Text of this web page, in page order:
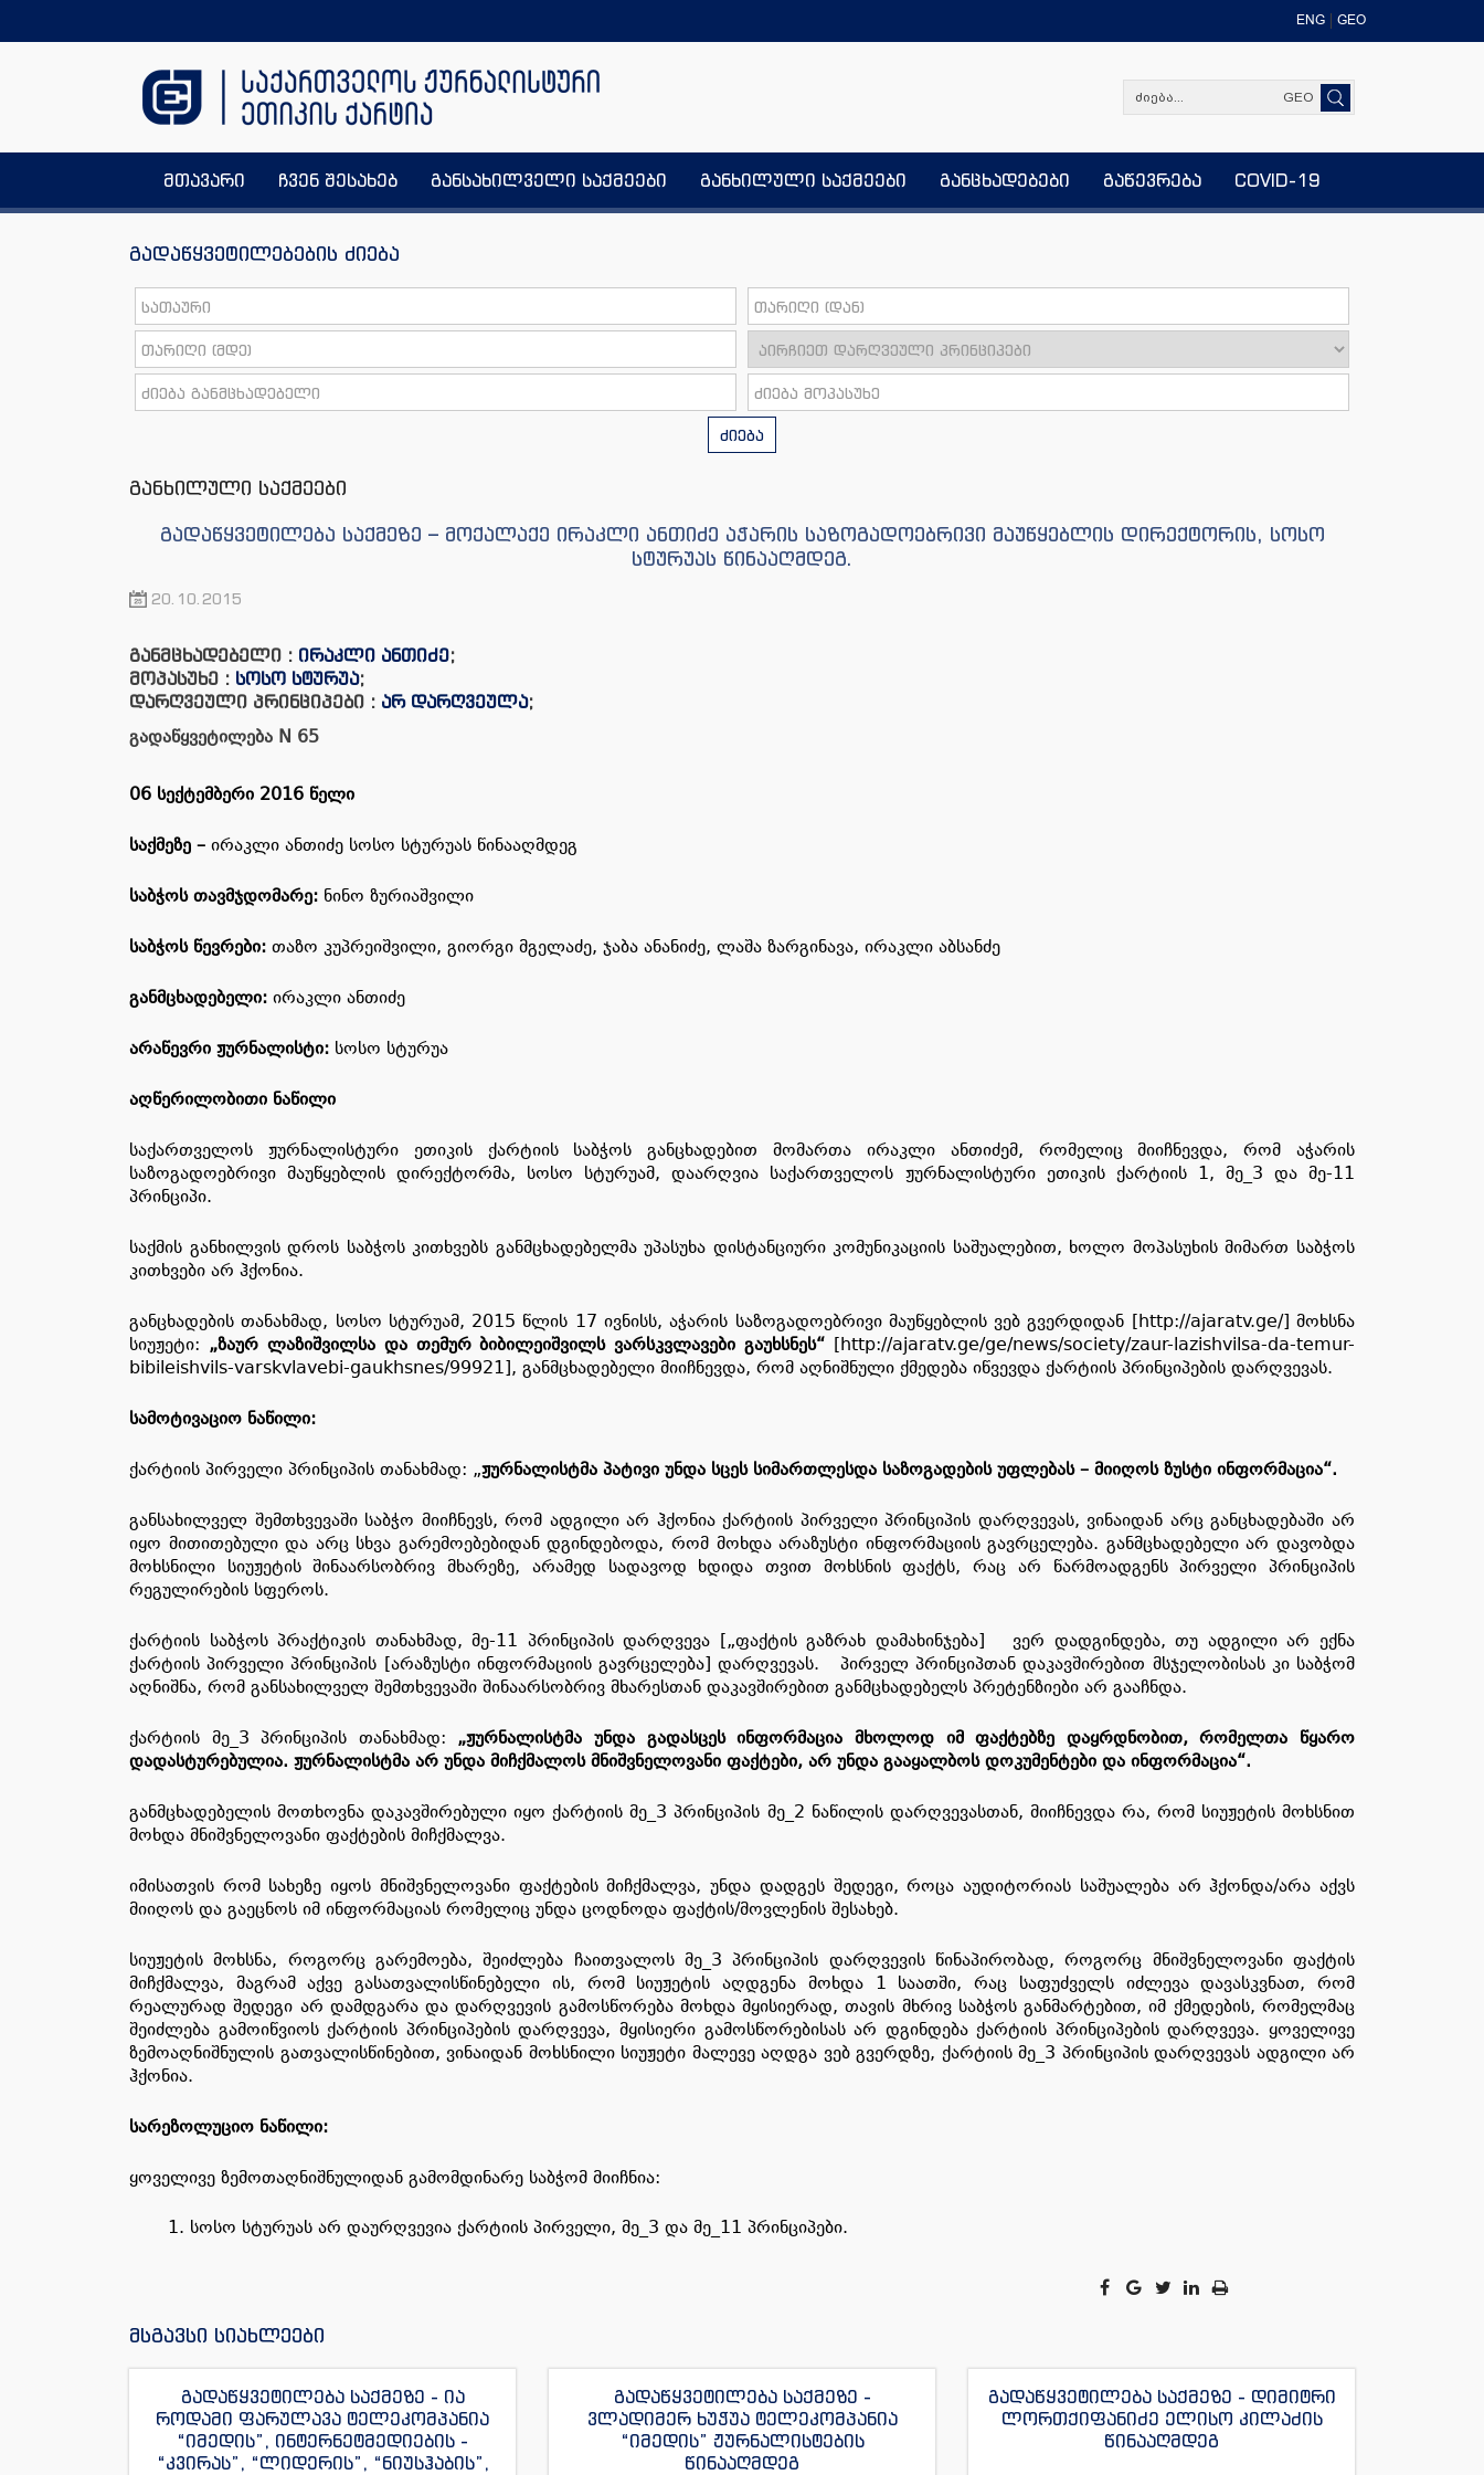
ENG GEO
GEO
მთავარი ჩვენ შესახებ განსახილველი საქმეები განხილული საქმეები განცხადებები გაწევრება COVID-19
გადაწყვეტილებების ძიება
ძიება
განხილული საქმეები
გადაწყვეტილება საქმეზე – მოქალაქე ირაკლი ანთიძე აჭარის საზოგადოებრივი მაუწყებლის დირექტორის, სოსო
სტურუას წინააღმდეგ.
20.10.2015
განმცხადებელი : ირაკლი ანთიძე;
მოპასუხე : სოსო სტურუა;
დარღვეული პრინციპები : არ დარღვეულა;
გადაწყვეტილება N 65
06 სექტემბერი 2016 წელი
საქმეზე – ირაკლი ანთიძე სოსო სტურუას წინააღმდეგ
საბჭოს თავმჯდომარე: ნინო ზურიაშვილი
საბჭოს წევრები: თაზო კუპრეიშვილი, გიორგი მგელაძე, ჯაბა ანანიძე, ლაშა ზარგინავა, ირაკლი აბსანძე
განმცხადებელი: ირაკლი ანთიძე
არაწევრი ჟურნალისტი: სოსო სტურუა
აღწერილობითი ნაწილი
საქართველოს ჟურნალისტური ეთიკის ქარტიის საბჭოს განცხადებით მომართა ირაკლი ანთიძემ, რომელიც მიიჩნევდა, რომ აჭარის
საზოგადოებრივი მაუწყებლის დირექტორმა, სოსო სტურუამ, დაარღვია საქართველოს ჟურნალისტური ეთიკის ქარტიის 1, მე_3 და მე-11
პრინციპი.
საქმის განხილვის დროს საბჭოს კითხვებს განმცხადებელმა უპასუხა დისტანციური კომუნიკაციის საშუალებით, ხოლო მოპასუხის მიმართ საბჭოს
კითხვები არ ჰქონია.
განცხადების თანახმად, სოსო სტურუამ, 2015 წლის 17 ივნისს, აჭარის საზოგადოებრივი მაუწყებლის ვებ გვერდიდან [http://ajaratv.ge/] მოხსნა
სიუჟეტი: „ზაურ ლაზიშვილსა და თემურ ბიბილეიშვილს ვარსკვლავები გაუხსნეს“ [http://ajaratv.ge/ge/news/society/zaur-lazishvilsa-da-temur-
bibileishvils-varskvlavebi-gaukhsnes/99921], განმცხადებელი მიიჩნევდა, რომ აღნიშნული ქმედება იწვევდა ქარტიის პრინციპების დარღვევას.
სამოტივაციო ნაწილი:
ქარტიის პირველი პრინციპის თანახმად: „ჟურნალისტმა პატივი უნდა სცეს სიმართლესდა საზოგადების უფლებას – მიიღოს ზუსტი ინფორმაცია“.
განსახილველ შემთხვევაში საბჭო მიიჩნევს, რომ ადგილი არ ჰქონია ქარტიის პირველი პრინციპის დარღვევას, ვინაიდან არც განცხადებაში არ
იყო მითითებული და არც სხვა გარემოებებიდან დგინდებოდა, რომ მოხდა არაზუსტი ინფორმაციის გავრცელება. განმცხადებელი არ დავობდა
მოხსნილი სიუჟეტის შინაარსობრივ მხარეზე, არამედ სადავოდ ხდიდა თვით მოხსნის ფაქტს, რაც არ წარმოადგენს პირველი პრინციპის
რეგულირების სფეროს.
ქარტიის საბჭოს პრაქტიკის თანახმად, მე-11 პრინციპის დარღვევა [„ფაქტის გაზრახ დამახინჯება] ვერ დადგინდება, თუ ადგილი არ ექნა
ქარტიის პირველი პრინციპის [არაზუსტი ინფორმაციის გავრცელება] დარღვევას. პირველ პრინციპთან დაკავშირებით მსჯელობისას კი საბჭომ
აღნიშნა, რომ განსახილველ შემთხვევაში შინაარსობრივ მხარესთან დაკავშირებით განმცხადებელს პრეტენზიები არ გააჩნდა.
ქარტიის მე_3 პრინციპის თანახმად: „ჟურნალისტმა უნდა გადასცეს ინფორმაცია მხოლოდ იმ ფაქტებზე დაყრდნობით, რომელთა წყარო
დადასტურებულია. ჟურნალისტმა არ უნდა მიჩქმალოს მნიშვნელოვანი ფაქტები, არ უნდა გააყალბოს დოკუმენტები და ინფორმაცია“.
განმცხადებელის მოთხოვნა დაკავშირებული იყო ქარტიის მე_3 პრინციპის მე_2 ნაწილის დარღვევასთან, მიიჩნევდა რა, რომ სიუჟეტის მოხსნით
მოხდა მნიშვნელოვანი ფაქტების მიჩქმალვა.
იმისათვის რომ სახეზე იყოს მნიშვნელოვანი ფაქტების მიჩქმალვა, უნდა დადგეს შედეგი, როცა აუდიტორიას საშუალება არ ჰქონდა/არა აქვს
მიიღოს და გაეცნოს იმ ინფორმაციას რომელიც უნდა ცოდნოდა ფაქტის/მოვლენის შესახებ.
სიუჟეტის მოხსნა, როგორც გარემოება, შეიძლება ჩაითვალოს მე_3 პრინციპის დარღვევის წინაპირობად, როგორც მნიშვნელოვანი ფაქტის
მიჩქმალვა, მაგრამ აქვე გასათვალისწინებელი ის, რომ სიუჟეტის აღდგენა მოხდა 1 საათში, რაც საფუძველს იძლევა დავასკვნათ, რომ
რეალურად შედეგი არ დამდგარა და დარღვევის გამოსწორება მოხდა მყისიერად, თავის მხრივ საბჭოს განმარტებით, იმ ქმედების, რომელმაც
შეიძლება გამოიწვიოს ქარტიის პრინციპების დარღვევა, მყისიერი გამოსწორებისას არ დგინდება ქარტიის პრინციპების დარღვევა. ყოველივე
ზემოაღნიშნულის გათვალისწინებით, ვინაიდან მოხსნილი სიუჟეტი მალევე აღდგა ვებ გვერდზე, ქარტიის მე_3 პრინციპის დარღვევას ადგილი არ
ჰქონია.
სარეზოლუციო ნაწილი:
ყოველივე ზემოთაღნიშნულიდან გამომდინარე საბჭომ მიიჩნია:
სოსო სტურუას არ დაურღვევია ქარტიის პირველი, მე_3 და მე_11 პრინციპები.
მსგავსი სიახლეები
გადაწყვეტილება საქმეზე - ია
როდამი ფარულავა ტელეკომპანია
“იმედის”, ინტერნეტმედიების -
“კვირას”, “ლიდერის”, “ნიუსჰაბის”,
გადაწყვეტილება საქმეზე -
ვლადიმერ ხუჭუა ტელეკომპანია
“იმედის” ჟურნალისტების
წინააღმდეგ
გადაწყვეტილება საქმეზე - დიმიტრი
ლორთქიფანიძე ელისო კილაძის
წინააღმდეგ